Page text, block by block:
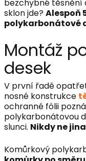
bezchybné těsnění
sklon jde? Alespoň
polykarbonátové
Montáž
desek
V první řadě
nosné konstrukce
ochranné fólii
polykarbonátovou
slunci. Nikdy ne
Komůrkový